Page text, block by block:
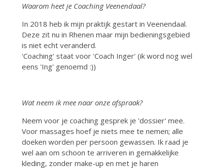
Waarom heet je Coaching Veenendaal?
In 2018 heb ik mijn praktijk gestart in Veenendaal.
Deze zit nu in Rhenen maar mijn bedieningsgebied
is niet echt veranderd.
'Coaching' staat voor 'Coach Inger' (ik word nog wel
eens 'Ing' genoemd :))
Wat neem ik mee naar onze afspraak?
Neem voor je coaching gesprek je 'dossier' mee.
Voor massages hoef je niets mee te nemen; alle
doeken worden per persoon gewassen. Ik raad je
wel aan om schoon te arriveren in gemakkelijke
kleding, zonder make-up en met je haren